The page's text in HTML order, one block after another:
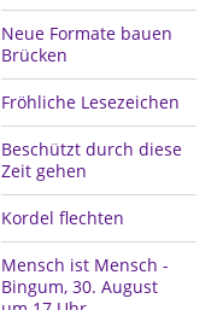
Neue Formate bauen
Brücken
Fröhliche Lesezeichen
Beschützt durch diese
Zeit gehen
Kordel flechten
Mensch ist Mensch -
Bingum, 30. August